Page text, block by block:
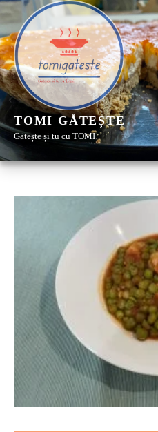
TOMI GĂTEȘTE
Gătește și tu cu TOMI